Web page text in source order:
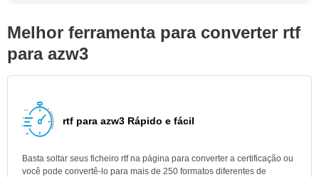
Melhor ferramenta para converter rtf
para azw3
rtf para azw3 Rápido e fácil
Basta soltar seus ficheiro rtf na página para converter a certificação ou
você pode convertê-lo para mais de 250 formatos diferentes de